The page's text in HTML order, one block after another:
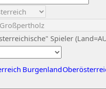
Spieler
Burgenland